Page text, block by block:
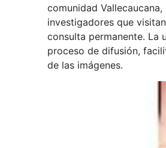
comunidad
investigadores que
consulta permanente. La
proceso de difusión,
de las imágenes.